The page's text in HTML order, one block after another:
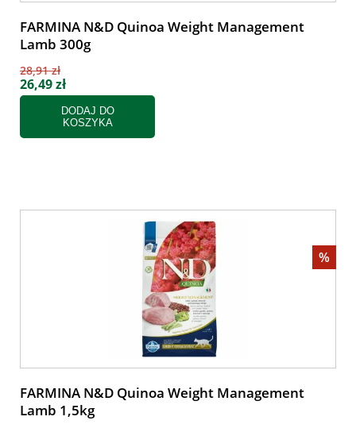
FARMINA N&D Quinoa Weight Management
Lamb 300g
28,91 zł
26,49 zł
DODAJ DO
KOSZYKA
%
FARMINA N&D Quinoa Weight Management
Lamb 1,5kg